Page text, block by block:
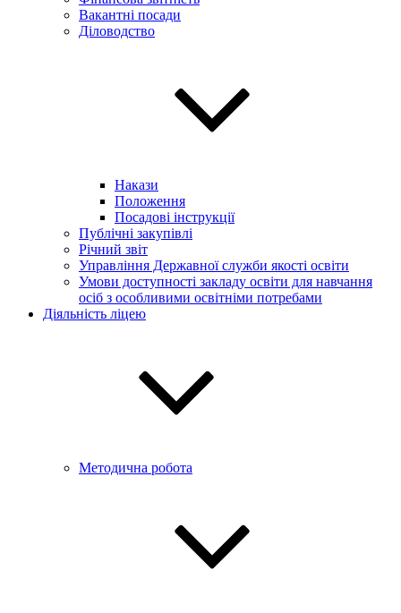
Вакантні посади
Діловодство
Накази
Положення
Посадові інструкції
Публічні закупівлі
Річний звіт
Управління Державної служби якості освіти
Умови доступності закладу освіти для навчання
осіб з особливими освітніми потребами
Діяльність ліцею
Методична робота